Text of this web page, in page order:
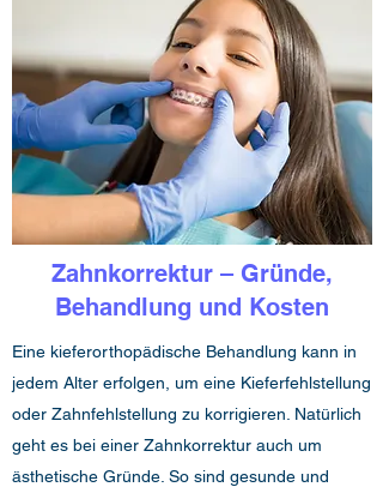
Zahnkorrektur – Gründe,
Behandlung und Kosten
Eine kieferorthopädische Behandlung kann in
jedem Alter erfolgen, um eine Kieferfehlstellung
oder Zahnfehlstellung zu korrigieren. Natürlich
geht es bei einer Zahnkorrektur auch um
ästhetische Gründe. So sind gesunde und